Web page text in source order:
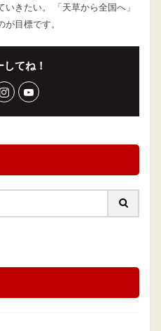
きたい。 「天草から全国へ」
目標です。
てね！